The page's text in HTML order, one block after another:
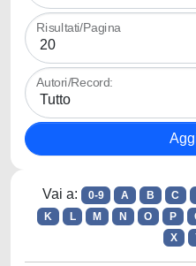
Risultati/Pagina
Autori/Record:
Vai a: 0-9 A B C
K
L M N O P
X